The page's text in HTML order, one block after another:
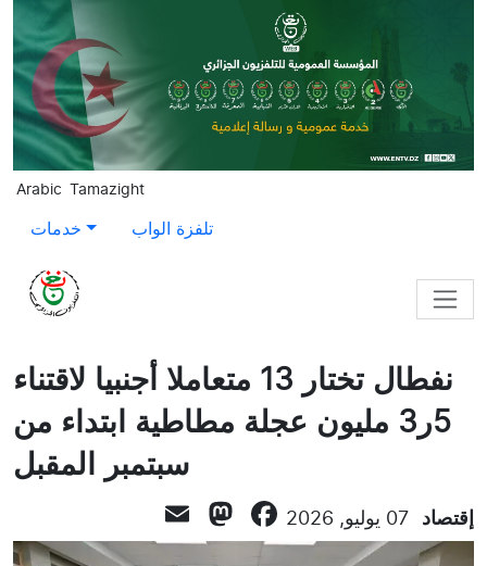
Skip to main content
Arabic Tamazight
خدمات تلفزة الواب
نفطال تختار 13 متعاملا أجنبيا لاقتناء
5ر3 مليون عجلة مطاطية ابتداء من
سبتمبر المقبل
إقتصاد 07 يوليو, 2026 Facebook
Mastodon